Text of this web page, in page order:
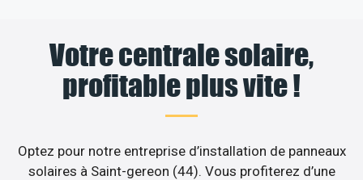
Votre centrale solaire,
profitable plus vite !
Optez pour notre entreprise d’installation de panneaux
solaires à Saint-gereon (44). Vous profiterez d’une